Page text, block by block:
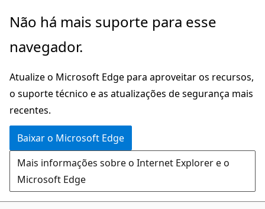
Pular
o
principal
Não há mais suporte para esse
navegador.
Atualize o Microsoft Edge para aproveitar os recursos,
o suporte técnico e as atualizações de segurança mais
recentes.
Baixar o Microsoft Edge
Mais informações sobre o Internet Explorer e o
Microsoft Edge